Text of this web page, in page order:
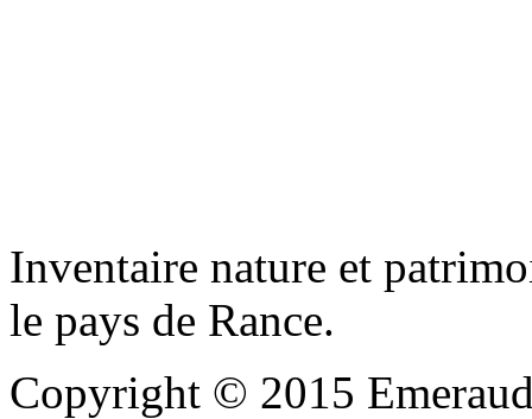
Inventaire nature et
le pays de Rance.
Copyright © 2015